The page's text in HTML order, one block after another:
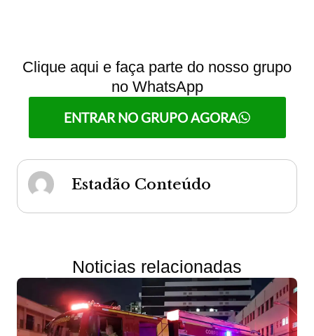
Clique aqui e faça parte do nosso grupo
no WhatsApp
ENTRAR NO GRUPO AGORA
Estadão Conteúdo
Noticias relacionadas